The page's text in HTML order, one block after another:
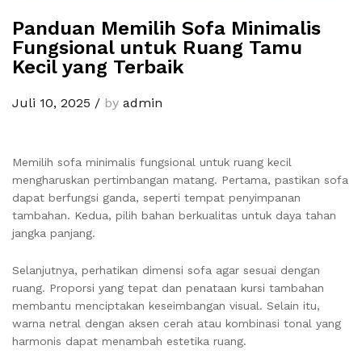
Panduan Memilih Sofa Minimalis
Fungsional untuk Ruang Tamu
Kecil yang Terbaik
Juli 10, 2025 / by admin
Memilih sofa minimalis fungsional untuk ruang kecil
mengharuskan pertimbangan matang. Pertama, pastikan sofa
dapat berfungsi ganda, seperti tempat penyimpanan
tambahan. Kedua, pilih bahan berkualitas untuk daya tahan
jangka panjang.
Selanjutnya, perhatikan dimensi sofa agar sesuai dengan
ruang. Proporsi yang tepat dan penataan kursi tambahan
membantu menciptakan keseimbangan visual. Selain itu,
warna netral dengan aksen cerah atau kombinasi tonal yang
harmonis dapat menambah estetika ruang.